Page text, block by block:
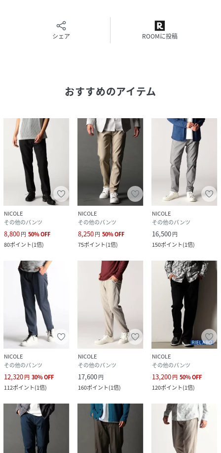
タン6％ 裏地：ポリエステル100％
クリーニング 手洗い・ドライ
品番
QX8951_6164
6164-5101-60-44 QX8951
シェア ROOMに投稿
おすすめのアイテム
NICOLE
その他のパンツ
8,800円 50%OFF
80ポイント(1倍)
NICOLE
その他のパンツ
8,250円 50%OFF
75ポイント(1倍)
NICOLE
その他のパンツ
16,500円
150ポイント(1倍)
NICOLE
その他のパンツ
12,320円 30%OFF
112ポイント(1倍)
NICOLE
その他のパンツ
17,600円
160ポイント(1倍)
NICOLE
その他のパンツ
13,200円 50%OFF
120ポイント(1倍)